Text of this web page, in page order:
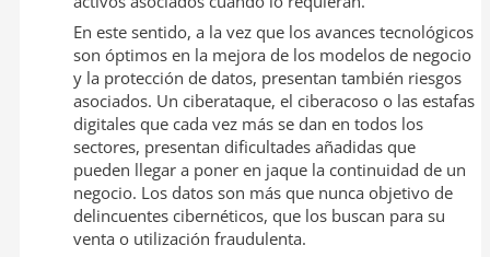
En este sentido, a la vez que los avances tecnológicos
son óptimos en la mejora de los modelos de negocio
y la protección de datos, presentan también riesgos
asociados. Un ciberataque, el ciberacoso o las estafas
digitales que cada vez más se dan en todos los
sectores, presentan dificultades añadidas que
pueden llegar a poner en jaque la continuidad de un
negocio. Los datos son más que nunca objetivo de
delincuentes cibernéticos, que los buscan para su
venta o utilización fraudulenta.